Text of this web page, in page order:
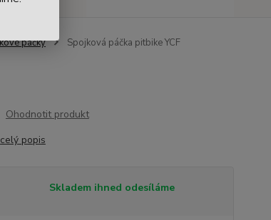
páčky Spojková páčka pitbike YCF
Ohodnotit produkt
celý popis
Skladem ihned odesíláme